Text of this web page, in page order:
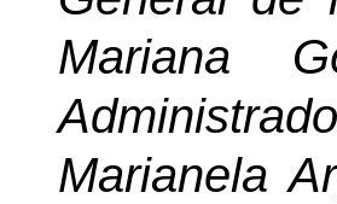
Mariana
Marianela